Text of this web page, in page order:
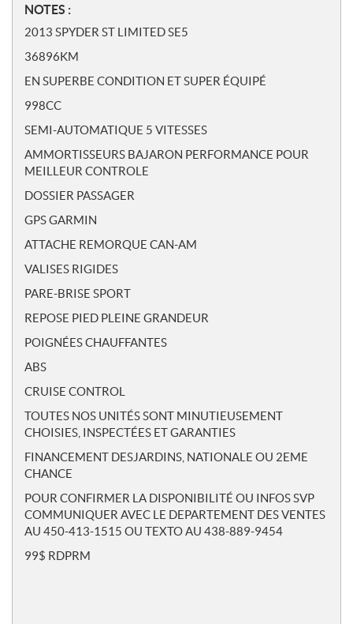
N
o
e
s
NOTES :
2013 SPYDER ST LIMITED SE5
36896KM
EN SUPERBE CONDITION ET SUPER ÉQUIPÉ
998CC
SEMI-AUTOMATIQUE 5 VITESSES
AMMORTISSEURS BAJARON PERFORMANCE POUR
MEILLEUR CONTROLE
DOSSIER PASSAGER
GPS GARMIN
ATTACHE REMORQUE CAN-AM
VALISES RIGIDES
PARE-BRISE SPORT
REPOSE PIED PLEINE GRANDEUR
POIGNÉES CHAUFFANTES
ABS
CRUISE CONTROL
TOUTES NOS UNITÉS SONT MINUTIEUSEMENT
CHOISIES, INSPECTÉES ET GARANTIES
FINANCEMENT DESJARDINS, NATIONALE OU 2EME
CHANCE
POUR CONFIRMER LA DISPONIBILITÉ OU INFOS SVP
COMMUNIQUER AVEC LE DEPARTEMENT DES VENTES
AU 450-413-1515 OU TEXTO AU 438-889-9454
99$ RDPRM